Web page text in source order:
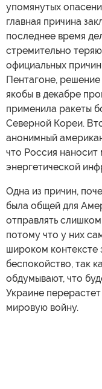
упомянутых
главная причина
последнее время
стремительно
официальных
Пентагоне,
якобы в декабре
применила ракеты
Северной Кореи.
анонимный
что Россия
энергетической
Одна из причин,
была общей для
отправлять
потому что у них
широком контексте
беспокойство, так
обдумывают, что
Украине
мировую войну.